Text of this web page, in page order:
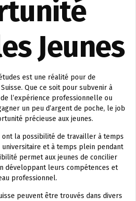
Jeunes
est une réalité pour de
Que ce soit pour subvenir à
l’expérience professionnelle ou
un peu d’argent de poche, le job
précieuse aux jeunes.
ont la possibilité de travailler à temps
universitaire et à temps plein pendant
permet aux jeunes de concilier
développant leurs compétences et
professionnel.
peuvent être trouvés dans divers